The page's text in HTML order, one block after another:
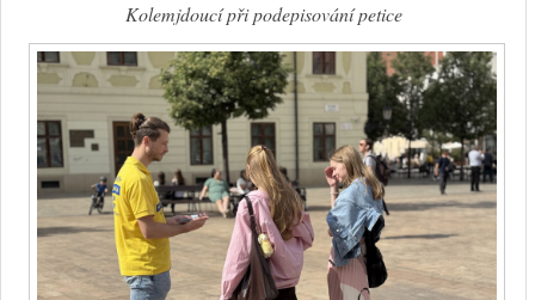
Kolemjdoucí při podepisování petice